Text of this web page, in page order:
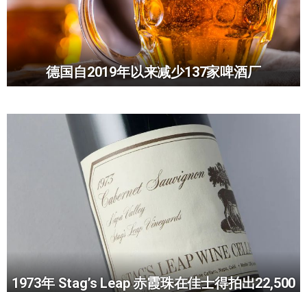
德国自2019年以来减少137家啤酒厂
1973年 Stag’s Leap 赤霞珠在佳士得拍出22,500